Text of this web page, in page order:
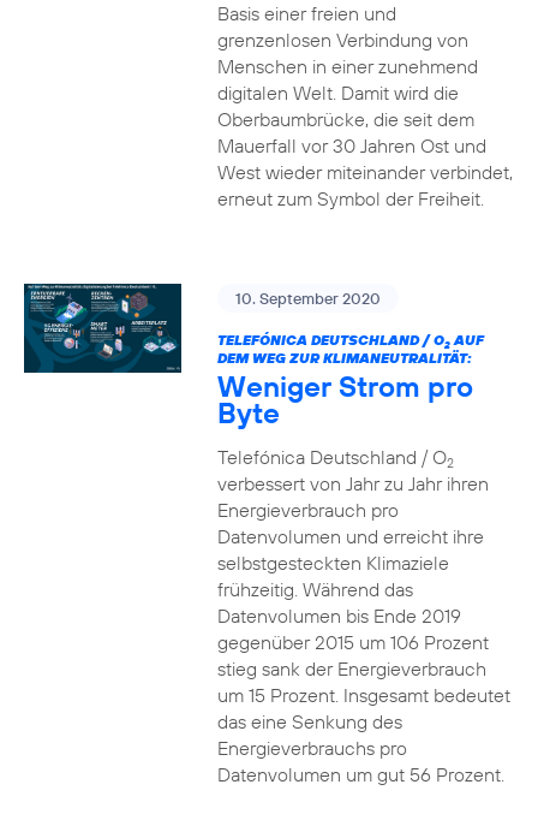
Basis einer freien und
grenzenlosen Verbindung von
Menschen in einer zunehmend
digitalen Welt. Damit wird die
Oberbaumbrücke, die seit dem
Mauerfall vor 30 Jahren Ost und
West wieder miteinander verbindet,
erneut zum Symbol der Freiheit.
10. September 2020
TELEFÓNICA DEUTSCHLAND / O2AUF
DEM WEG ZUR KLIMANEUTRALITÄT:
Weniger Strom pro
Byte
Telefónica Deutschland / O2
verbessert von Jahr zu Jahr ihren
Energieverbrauch pro
Datenvolumen und erreicht ihre
selbstgesteckten Klimaziele
frühzeitig. Während das
Datenvolumen bis Ende 2019
gegenüber 2015 um 106 Prozent
stieg sank der Energieverbrauch
um 15 Prozent. Insgesamt bedeutet
das eine Senkung des
Energieverbrauchs pro
Datenvolumen um gut 56 Prozent.